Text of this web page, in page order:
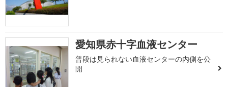
愛知県赤十字血液センター
普段は見られない血液センターの内側を公
開